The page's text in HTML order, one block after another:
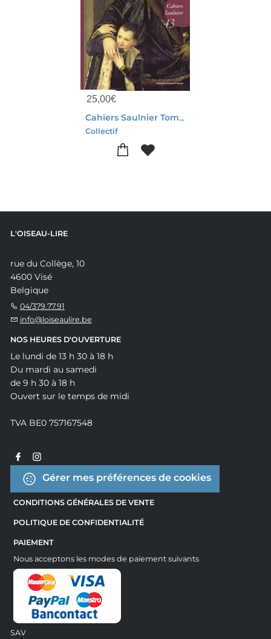
25,00€
Cahiers Saulnier Tome 43 : Peres Et Fils A La Renaissance : Representations Et Realites D'une Relation
Collectif
L'OISEAU-LIRE
rue du Collège, 10
4600 Visé
Belgique
04/379.77.91
info@loiseaulire.be
NOS HEURES D'OUVERTURE
Le lundi de 13 h 30 à 18 h
Du mardi au samedi
de 9 h 30 à 18 h
Ouvert sur le temps de midi
TVA BE0 757167548
Gérer mes préférences de cookies
CONDITIONS GÉNÉRALES DE VENTE
POLITIQUE DE CONFIDENTIALITÉ
PAIEMENT
Nous acceptons les modes de paiement suivants
SAV